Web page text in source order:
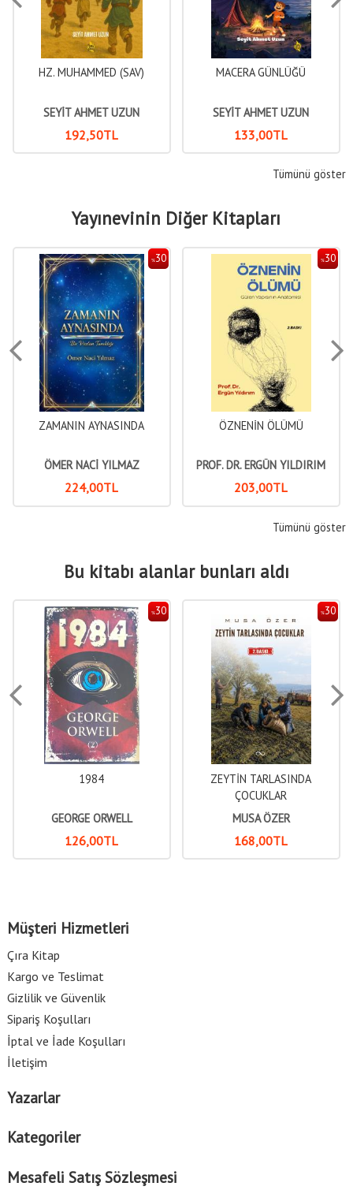
HZ. MUHAMMED (SAV)
SEYİT AHMET UZUN
192,50TL
MACERA GÜNLÜĞÜ
SEYİT AHMET UZUN
133,00TL
Tümünü göster
Yayınevinin Diğer Kitapları
%30
ZAMANIN AYNASINDA
ÖMER NACİ YILMAZ
224,00TL
%30
ÖZNENİN ÖLÜMÜ
PROF. DR. ERGÜN YILDIRIM
203,00TL
Tümünü göster
Bu kitabı alanlar bunları aldı
%30
1984
GEORGE ORWELL
126,00TL
%30
ZEYTİN TARLASINDA
ÇOCUKLAR
MUSA ÖZER
168,00TL
Müşteri Hizmetleri
Çıra Kitap
Kargo ve Teslimat
Gizlilik ve Güvenlik
Sipariş Koşulları
İptal ve İade Koşulları
İletişim
Yazarlar
Kategoriler
Mesafeli Satış Sözleşmesi